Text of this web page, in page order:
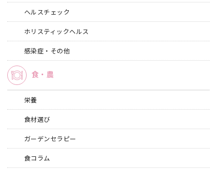
ヘルスチェック
ホリスティックヘルス
感染症・その他
食・農
栄養
食材選び
ガーデンセラピー
食コラム